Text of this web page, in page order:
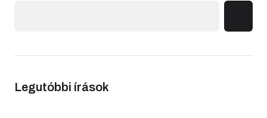
Legutóbbi írások